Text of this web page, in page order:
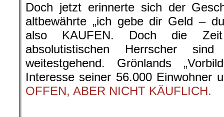
Doch jetzt erinnerte sich der
altbewährte „ich gebe dir Geld –
also KAUFEN. Doch die
absolutistischen Herrscher
weitestgehend. Grönlands
Interesse seiner 56.000 Einwohner
OFFEN, ABER NICHT KÄUFLICH.